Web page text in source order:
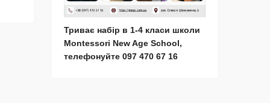
Триває набір в 1-4 класи школи
Montessori New Age School,
телефонуйте 097 470 67 16